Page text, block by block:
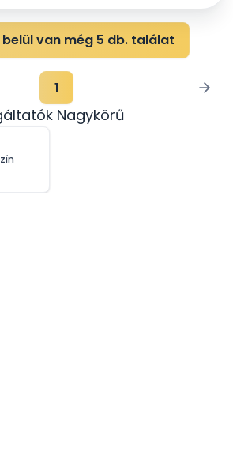
van még 5 db. találat
1
Nagykörű